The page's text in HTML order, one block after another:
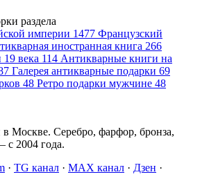
раздела
империи 1477 Французский
иностранная книга 266
века 114 Антикварные книги на
Галерея антикварные подарки 69
48 Ретро подарки мужчине 48
Москве. Серебро, фарфор, бронза,
2004 года.
· TG канал · MAX канал · Дзен ·